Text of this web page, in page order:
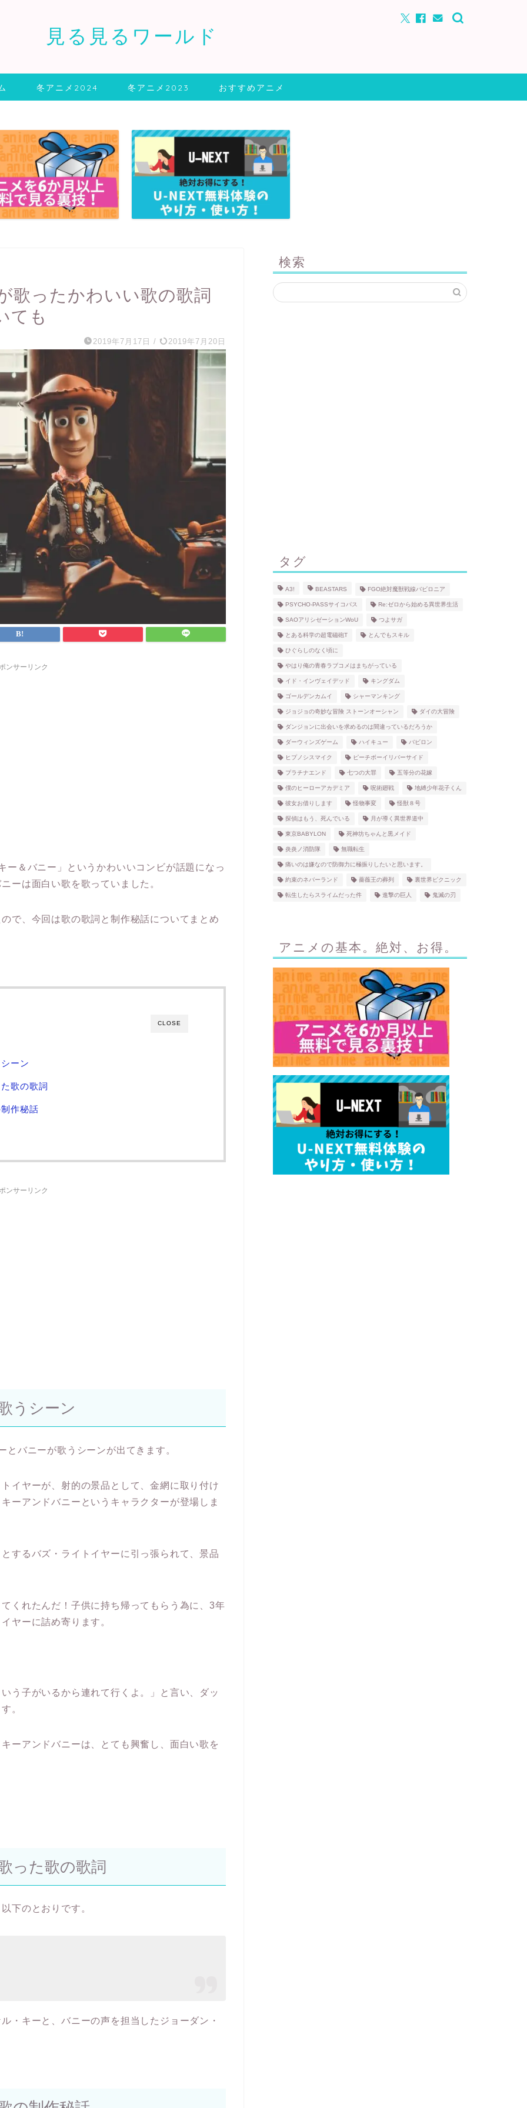
見る見るワールド
冬アニメ2024 冬アニメ2023 おすすめアニメ
歌ったかわいい歌の歌詞
ても
2019年7月17日 / 2019年7月20日
ンサーリンク
ー＆バニー」というかわいいコンビが話題になっ
ーは面白い歌を歌っていました。
で、今回は歌の歌詞と制作秘話についてまとめ
CLOSE
ーン
歌の歌詞
作秘話
ンサーリンク
うシーン
バニーが歌うシーンが出てきます。
イヤーが、射的の景品として、金網に取り付け
ーアンドバニーというキャラクターが登場しま
するバズ・ライトイヤーに引っ張られて、景品
くれたんだ！子供に持ち帰ってもらう為に、3年
ヤーに詰め寄ります。
う子がいるから連れて行くよ。」と言い、ダッ
。
ーアンドバニーは、とても興奮し、面白い歌を
った歌の歌詞
下のとおりです。
・キーと、バニーの声を担当したジョーダン・
検索
タグ
A3! BEASTARS FGO絶対魔獣戦線バビロニア
PSYCHO-PASSサイコパス Re:ゼロから始める異世界生活
SAOアリシゼーションWoU つよサガ
とある科学の超電磁砲T とんでもスキル
ひぐらしのなく頃に
やはり俺の青春ラブコメはまちがっている
イド・インヴェイデッド キングダム
ゴールデンカムイ シャーマンキング
ジョジョの奇妙な冒険 ストーンオーシャン ダイの大冒険
ダンジョンに出会いを求めるのは間違っているだろうか
ダーウィンズゲーム ハイキュー バビロン
ヒプノシスマイク ピーチボーイリバーサイド
プラチナエンド 七つの大罪 五等分の花嫁
僕のヒーローアカデミア 呪術廻戦 地縛少年花子くん
彼女お借りします 怪物事変 怪獣８号
探偵はもう、死んでいる 月が導く異世界道中
東京BABYLON 死神坊ちゃんと黒メイド
炎炎ノ消防隊 無職転生
痛いのは嫌なので防御力に極振りしたいと思います。
約束のネバーランド 薔薇王の葬列 裏世界ピクニック
転生したらスライムだった件 進撃の巨人 鬼滅の刃
アニメの基本。絶対、お得。